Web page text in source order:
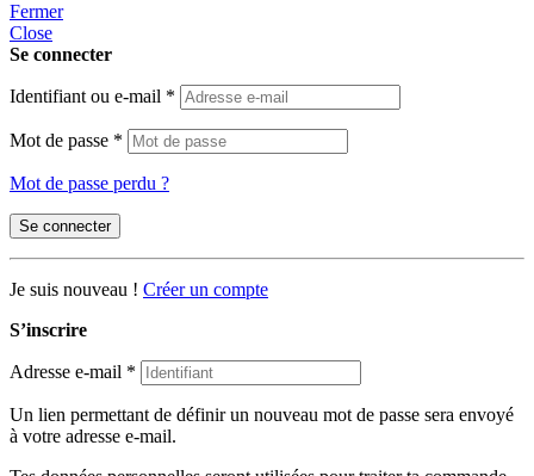
Fermer
Close
Se connecter
Identifiant ou e-mail *
Mot de passe *
Mot de passe perdu ?
Se connecter
Je suis nouveau ! Créer un compte
S’inscrire
Adresse e-mail *
Un lien permettant de définir un nouveau mot de passe sera envoyé
à votre adresse e-mail.